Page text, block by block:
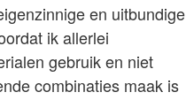
en uitbundige
ik allerlei
gebruik en niet
combinaties maak is